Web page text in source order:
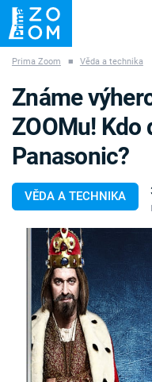
ZÁHADY VETŘELCI
Témata
Témata
Pořady
TV Program
Časopis
Prima Zoom ■ Věda a technika
VĚDA A TECHNIKA
Známe
ZOOMu!
Panasonic?